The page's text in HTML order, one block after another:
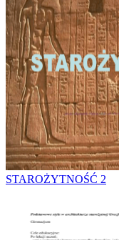
STAROŻYTNOŚĆ 2